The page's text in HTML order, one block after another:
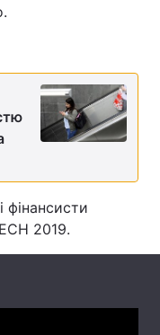
фінансисти
2019.